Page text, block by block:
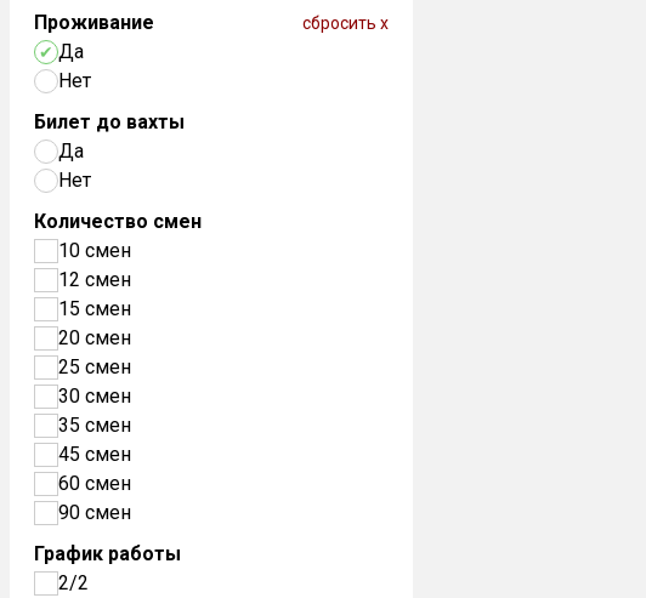
Проживание
сбросить x
Да
Нет
Билет до вахты
Да
Нет
Количество смен
10 смен
12 смен
15 смен
20 смен
25 смен
30 смен
35 смен
45 смен
60 смен
90 смен
График работы
2/2